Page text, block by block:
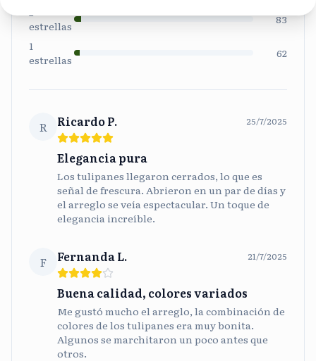
2
estrellas
83
1
estrellas
62
R Ricardo P. 25/7/2025
Elegancia pura
Los tulipanes llegaron cerrados, lo que es
señal de frescura. Abrieron en un par de días y
el arreglo se veía espectacular. Un toque de
elegancia increíble.
F Fernanda L. 21/7/2025
Buena calidad, colores variados
Me gustó mucho el arreglo, la combinación de
colores de los tulipanes era muy bonita.
Algunos se marchitaron un poco antes que
otros.